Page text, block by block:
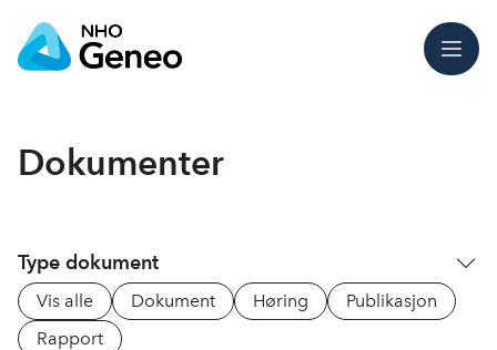
Meny
Dokumenter
Type dokument
Vis alle Dokument Høring
Publikasjon
Rapport